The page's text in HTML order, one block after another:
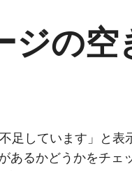
ジの空
足しています」と表
あるかどうかをチェ